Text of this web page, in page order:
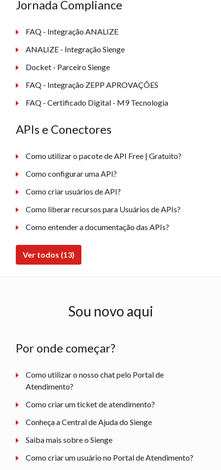
Jornada Compliance
FAQ - Integração ANALIZE
ANALIZE - Integração Sienge
Docket - Parceiro Sienge
FAQ - Integração ZEPP APROVAÇÕES
FAQ - Certificado Digital - M9 Tecnologia
APIs e Conectores
Como utilizar o pacote de API Free | Gratuito?
Como configurar uma API?
Como criar usuários de API?
Como liberar recursos para Usuários de APIs?
Como entender a documentação das APIs?
Ver todos (13)
Sou novo aqui
Por onde começar?
Como utilizar o nosso chat pelo Portal de
Atendimento?
Como criar um ticket de atendimento?
Conheça a Central de Ajuda do Sienge
Saiba mais sobre o Sienge
Como criar um usuário no Portal de Atendimento?